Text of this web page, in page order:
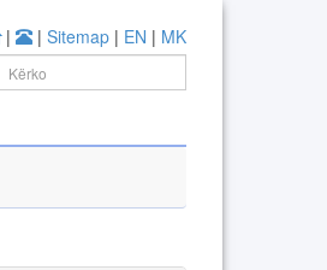
| | Sitemap | EN | MK